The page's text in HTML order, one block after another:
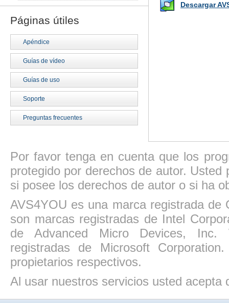
Descargar
Páginas útiles
Apéndice
Guías de vídeo
Guías de uso
Soporte
Preguntas frecuentes
Por favor tenga en cuenta que los
protegido por derechos de autor.
si posee los derechos de autor o si ha
AVS4YOU es una marca registrada
son marcas registradas de Intel
de Advanced Micro Devices, Inc.
registradas de Microsoft
propietarios respectivos.
Al usar nuestros servicios usted acepta